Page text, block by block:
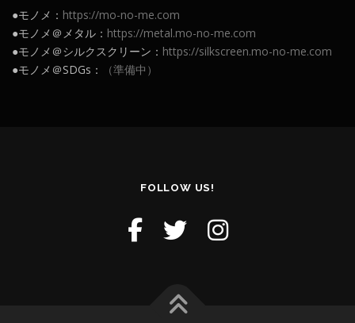
●モノメ： https://mo-no-me.com
●モノメ＠メタル： https://metal.mo-no-me.com
●モノメ＠シルクスクリーン： https://silkscreen.mo-no-me.com
●モノメ＠SDGs：
（準備中）
FOLLOW US!